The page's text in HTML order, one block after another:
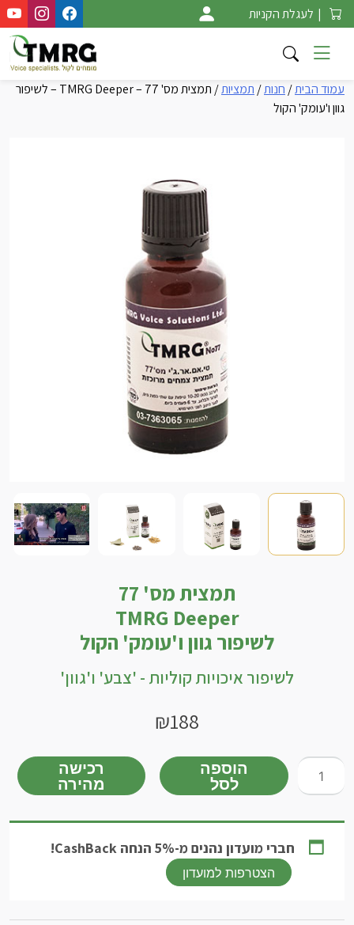
Skip
to
content
| לעגלת הקניות
עמוד הבית/ חנות/ תמציות
/ תמצית מס' 77 – TMRG Deeper – לשיפור
גוון ו'עומק' הקול
תמצית מס' 77
TMRG Deeper
לשיפור גוון ו'עומק' הקול
לשיפור איכויות קוליות - 'צבע' ו'גוון'
₪188
כמות
מס'
-
הוספה
לסל
רכישה
מהירה
חברי מועדון נהנים מ-5% הנחה CashBack!
הצטרפות למועדון